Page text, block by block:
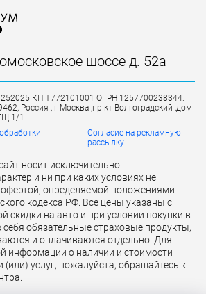
шоссе д. 52а
КПП 772101001 ОГРН 1257700238344.
Россия , г Москва ,пр-кт Волгоградский ,дом
1
Согласие на рекламную
рассылку
носит исключительно
и ни при каких условиях не
офертой, определяемой положениями
кодекса РФ. Все цены указаны с
скидки на авто и при условии покупки в
обязательные страховые продукты,
и оплачиваются отдельно. Для
информации о наличии и стоимости
(или) услуг, пожалуйста, обращайтесь к